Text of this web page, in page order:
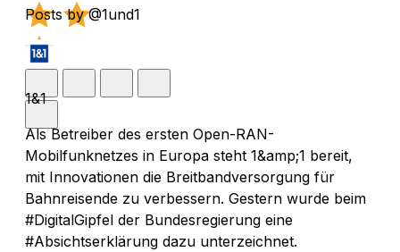
Posts by @1und1
1&1
Als Betreiber des ersten Open-RAN-
Mobilfunknetzes in Europa steht 1&amp;1 bereit,
mit Innovationen die Breitbandversorgung für
Bahnreisende zu verbessern. Gestern wurde beim
#DigitalGipfel der Bundesregierung eine
#Absichtserklärung dazu unterzeichnet.